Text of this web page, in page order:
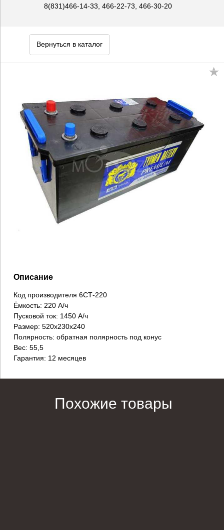
8(831)466-14-33, 466-22-73, 466-30-20
Вернуться в каталог
Описание
Код производителя 6СТ-220
Ёмкость: 220 А/ч
Пусковой ток: 1450 А/ч
Размер: 520х230х240
Полярность: обратная полярность под конус
Вес: 55,5
Гарантия: 12 месяцев
Похожие товары